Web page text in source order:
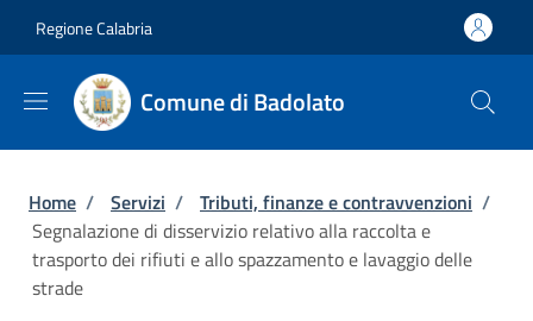
Regione Calabria
Comune di Badolato
Briciole di pane
Home / Servizi / Tributi, finanze e contravvenzioni /
Segnalazione di disservizio relativo alla raccolta e
trasporto dei rifiuti e allo spazzamento e lavaggio delle
strade